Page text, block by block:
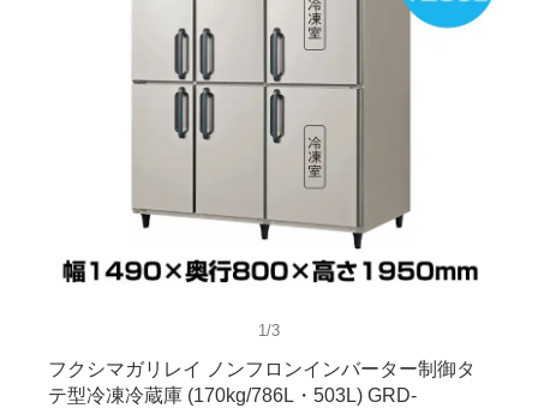
1/3
フクシマガリレイ ノンフロンインバーター制御タ
テ型冷凍冷蔵庫 (170kg/786L・503L) GRD-